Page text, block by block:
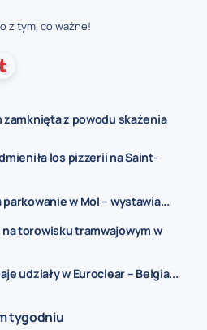
z tym, co ważne!
zamknięta z powodu skażenia
los pizzerii na Saint-
parkowanie w Mol – wystawia...
na torowisku tramwajowym w
udziały w Euroclear – Belgia...
tygodniu